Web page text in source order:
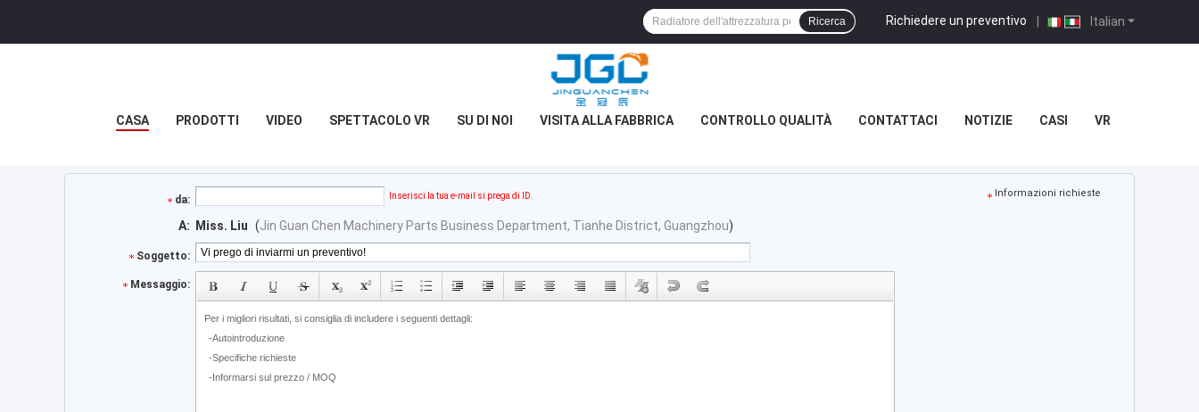
Italian
Richiedere un preventivo |
Ricerca
CASA PRODOTTI VIDEO SPETTACOLO VR SU DI NOI VISITA ALLA FABBRICA CONTROLLO QUALITÀ CONTATTACI NOTIZIE CASI VR
da: Inserisci la tua e-mail si prega di ID. Informazioni richieste
A: Miss. Liu (Jin Guan Chen Machinery Parts Business Department, Tianhe District, Guangzhou)
Soggetto:
Messaggio: